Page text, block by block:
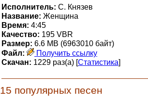
Исполнитель: С. Князев
Название: Женщина
Время: 4:45
Качество: 195 VBR
Размер: 6.6 MB (6963010 байт)
Файл:
Получить ссылку
Скачан: 1229 раз(а) [Статистика]
15 популярных песен